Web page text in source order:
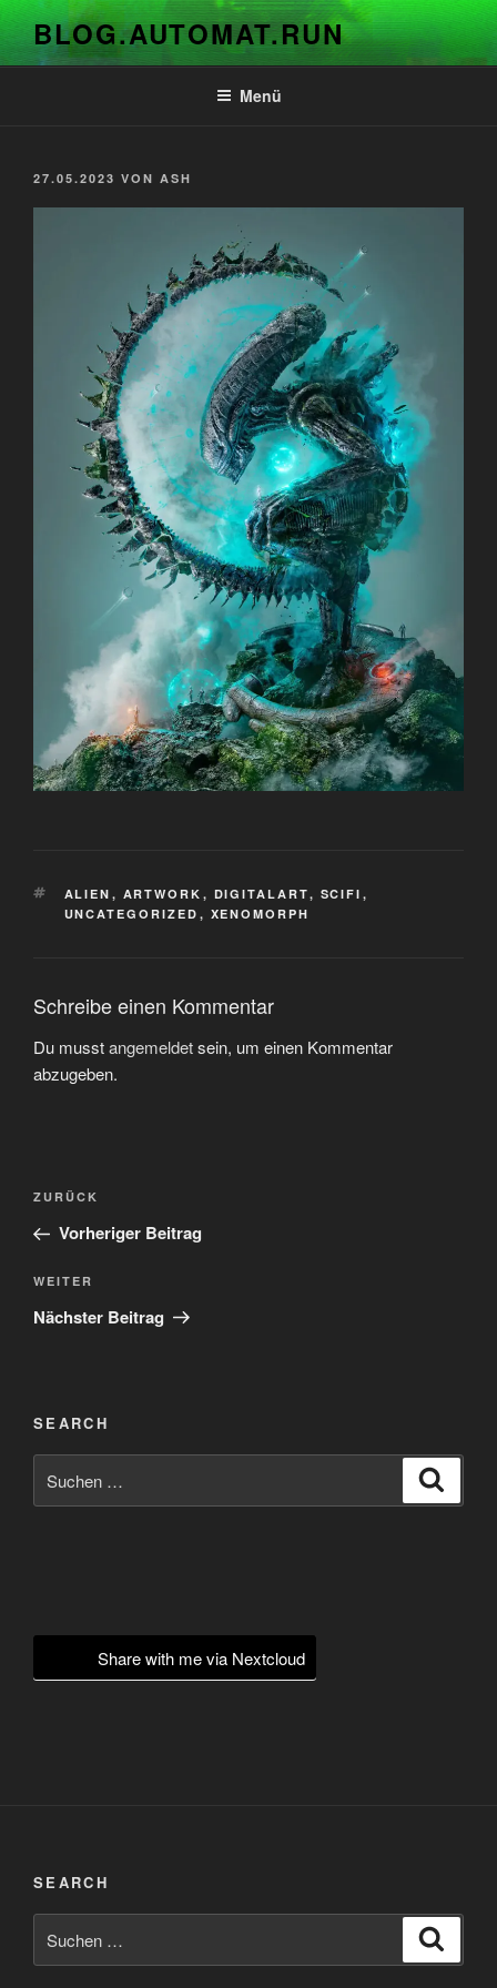
Zum
Inhalt
springen
BLOG.AUTOMAT.RUN
Menü
VERÖFFENTLICHT
27.05.2023 VON ASH
SCHLAGWÖRTER
ALIEN , ARTWORK , DIGITALART, SCIFI ,
UNCATEGORIZED , XENOMORPH
Schreibe einen Kommentar
Du musstangemeldetsein, um einen Kommentar
abzugeben.
Beitragsnavigation
Vorheriger
Beitrag
ZURÜCK
Vorheriger Beitrag
Nächster
Beitrag
WEITER
Nächster Beitrag
SEARCH
nach:
Share with me via Nextcloud
SEARCH
nach: